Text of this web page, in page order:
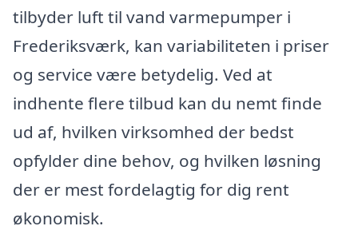
tilbyder luft til vand varmepumper i
Frederiksværk, kan variabiliteten i priser
og service være betydelig. Ved at
indhente flere tilbud kan du nemt finde
ud af, hvilken virksomhed der bedst
opfylder dine behov, og hvilken løsning
der er mest fordelagtig for dig rent
økonomisk.